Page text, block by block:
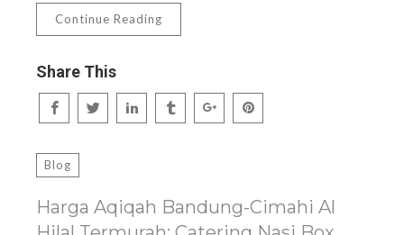
Continue Reading
Share This
Blog
Harga Aqiqah Bandung-Cimahi Al